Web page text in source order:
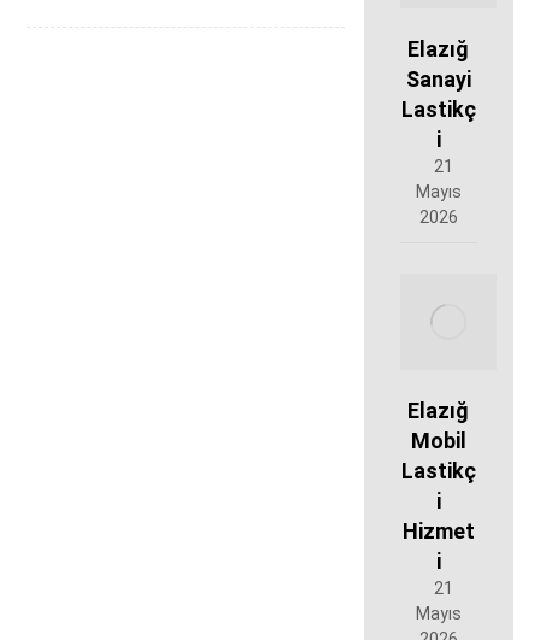
Elazığ
Sanayi
Lastikç
i
21
Mayıs
2026
Elazığ
Mobil
Lastikç
i
Hizmet
i
21
Mayıs